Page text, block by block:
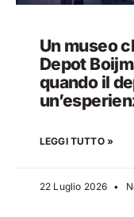
Un museo
Depot
quando il
LEGGI TUTTO »
22 Luglio 2026